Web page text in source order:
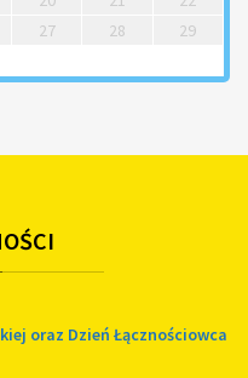
27 28
29
oraz Dzień Łącznościowca